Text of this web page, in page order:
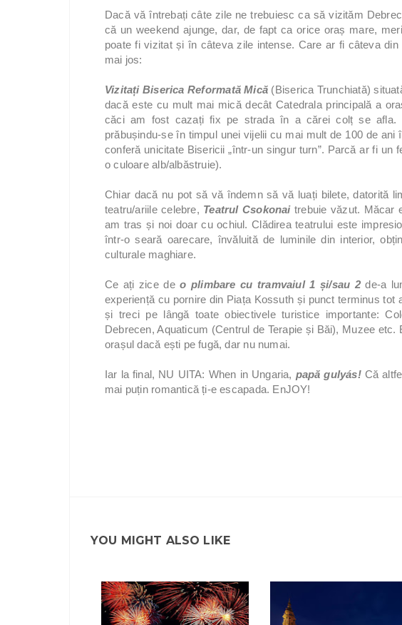
Dacă vă întrebați câte zile ne trebuiesc ca să vizităm
că un weekend ajunge, dar, de fapt ca orice oraș mare,
poate fi vizitat și în câteva zile intense. Care ar fi câteva
mai jos:
Vizitați Biserica Reformată Mică (Biserica Trunchiată)
dacă este cu mult mai mică decât Catedrala principală a
căci am fost cazați fix pe strada în a cărei colț se afla.
prăbușindu-se în timpul unei vijelii cu mai mult de 100 de
conferă unicitate Bisericii „într-un singur turn”. Parcă ar fi un
o culoare alb/albăstruie).
Chiar dacă nu pot să vă îndemn să vă luați bilete, datorită
teatru/ariile celebre, Teatrul Csokonaitrebuie văzut. Măcar
am tras și noi doar cu ochiul. Clădirea teatrului este
într-o seară oarecare, învăluită de luminile din interior,
culturale maghiare.
Ce ați zice deo plimbare cu tramvaiul 1 și/sau 2de-a
experiență cu pornire din Piața Kossuth și punct terminus
și treci pe lângă toate obiectivele turistice importante:
Debrecen, Aquaticum (Centrul de Terapie și Băi), Muzee
orașul dacă ești pe fugă, dar nu numai.
Iar la final, NU UITA: When in Ungaria, papă gulyás!Că
mai puțin romantică ți-e escapada. EnJOY!
YOU MIGHT ALSO LIKE